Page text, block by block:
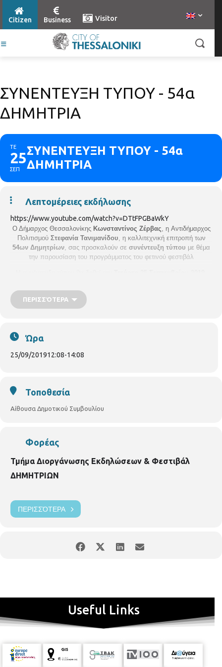
Citizen Business Visitor
ΣΥΝΕΝΤΕΥΞΗ ΤΥΠΟΥ - 54α
ΔΗΜΗΤΡΙΑ
ΤΕ
25
ΣΕΠ
ΣΥΝΕΝΤΕΥΞΗ ΤΥΠΟΥ - 54α
ΔΗΜΗΤΡΙΑ
Λεπτομέρειες εκδήλωσης
https://www.youtube.com/watch?v=DTtFPGBaWkY
Ο Δήμαρχος Θεσσαλονίκης Κωνσταντίνος Ζέρβας, η Aντιδήμαρχος
Πολιτισμού Στεφανία Τανιμανίδου, η καλλιτεχνική επιτροπή των
54ων Δημητρίων, σας προσκαλούν σε συνέντευξη τύπου με θέμα
την παρουσίαση του προγράμματος του φετινού φεστιβάλ
Μέγαρο Θεσσαλονίκης
Η παρουσία σας θα μας τιμήσει ιδιαίτερα.
ΠΕΡΙΣΣΌΤΕΡΑ
Ώρα
25/09/201912:08-14:08
Τοποθεσία
Αίθουσα Δημοτικού Συμβουλίου
Φορέας
Τμήμα Διοργάνωσης Εκδηλώσεων & Φεστιβάλ
ΔΗΜΗΤΡΙΩΝ
ΠΕΡΙΣΣΌΤΕΡΑ
Useful Links